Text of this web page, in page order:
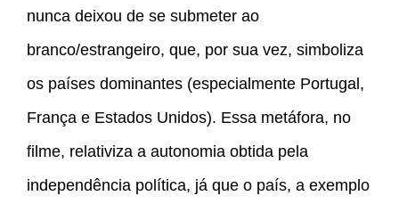
nunca deixou de se submeter ao
branco/estrangeiro, que, por sua vez, simboliza
os países dominantes (especialmente Portugal,
França e Estados Unidos). Essa metáfora, no
filme, relativiza a autonomia obtida pela
independência política, já que o país, a exemplo